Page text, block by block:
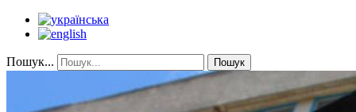
Пошук... Пошук